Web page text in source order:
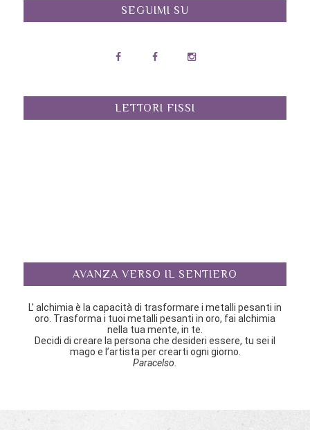
SEGUIMI SU
LETTORI FISSI
AVANZA VERSO IL SENTIERO
L’ alchimia è la capacità di trasformare i metalli pesanti in
oro. Trasforma i tuoi metalli pesanti in oro, fai alchimia
nella tua mente, in te.
Decidi di creare la persona che desideri essere, tu sei il
mago e l’artista per crearti ogni giorno.
Paracelso.